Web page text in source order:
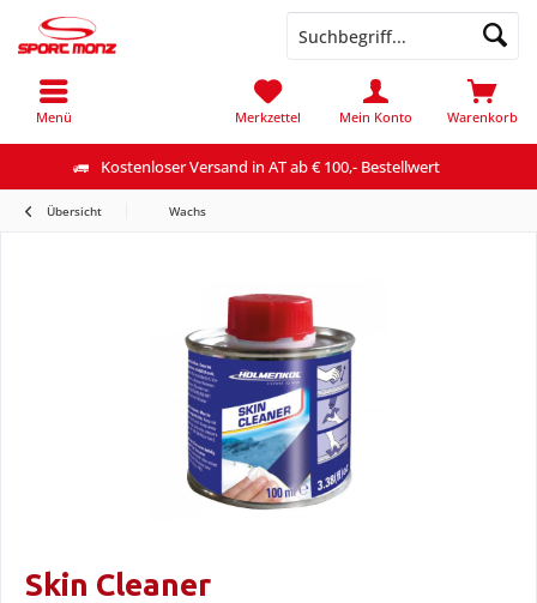
Kostenloser Versand in AT ab € 100,- Bestellwert
Menü Warenkorb
Merkzettel Mein Konto
Übersicht Wachs
Skin Cleaner